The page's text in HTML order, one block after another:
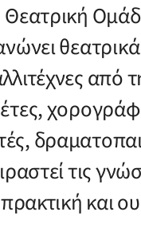
από
τις
και